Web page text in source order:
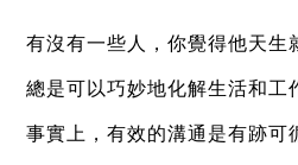
有沒有一些人，你覺得他天生
總是可以巧妙地化解生活和工
事實上，有效的溝通是有跡可